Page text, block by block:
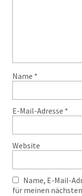
Name *
E-Mail-Adresse *
Website
Name, E-Mail-
für meinen